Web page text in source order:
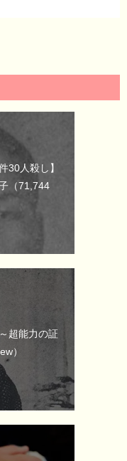
30人殺し】
（71,744
超能力の証
）